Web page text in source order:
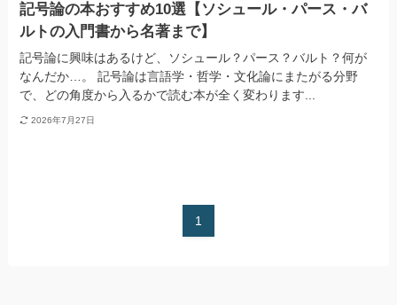
記号論の本おすすめ10選【ソシュール・パース・バ
ルトの入門書から名著まで】
記号論に興味はあるけど、ソシュール？パース？バルト？何が
なんだか…。 記号論は言語学・哲学・文化論にまたがる分野
で、どの角度から入るかで読む本が全く変わります...
2026年7月27日
1